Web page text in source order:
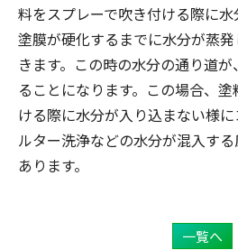
料をスプレーで吹き付ける際に水
塗膜が硬化するまでに水分が蒸
きます。この時の水分の通り道
ることになります。この場合、
ける際に水分が入り込まない様
ルター洗浄などの水分が混入す
あります。
一覧へ